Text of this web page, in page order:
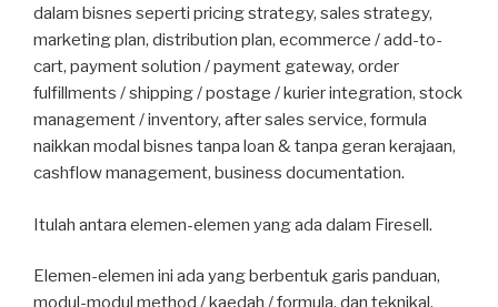
dalam bisnes seperti pricing strategy, sales strategy,
marketing plan, distribution plan, ecommerce / add-to-
cart, payment solution / payment gateway, order
fulfillments / shipping / postage / kurier integration, stock
management / inventory, after sales service, formula
naikkan modal bisnes tanpa loan & tanpa geran kerajaan,
cashflow management, business documentation.
Itulah antara elemen-elemen yang ada dalam Firesell.
Elemen-elemen ini ada yang berbentuk garis panduan,
modul-modul method / kaedah / formula, dan teknikal.